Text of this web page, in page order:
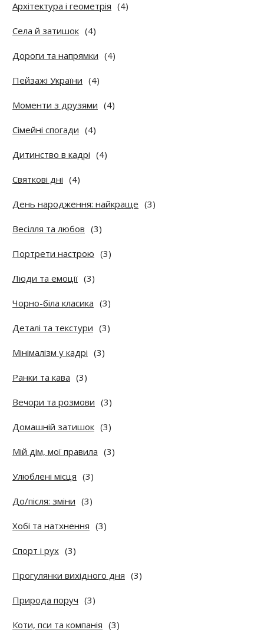
Архітектура і геометрія (4)
Села й затишок (4)
Дороги та напрямки (4)
Пейзажі України (4)
Моменти з друзями (4)
Сімейні спогади (4)
Дитинство в кадрі (4)
Святкові дні (4)
День народження: найкраще (3)
Весілля та любов (3)
Портрети настрою (3)
Люди та емоції (3)
Чорно-біла класика (3)
Деталі та текстури (3)
Мінімалізм у кадрі (3)
Ранки та кава (3)
Вечори та розмови (3)
Домашній затишок (3)
Мій дім, мої правила (3)
Улюблені місця (3)
До/після: зміни (3)
Хобі та натхнення (3)
Спорт і рух (3)
Прогулянки вихідного дня (3)
Природа поруч (3)
Коти, пси та компанія (3)